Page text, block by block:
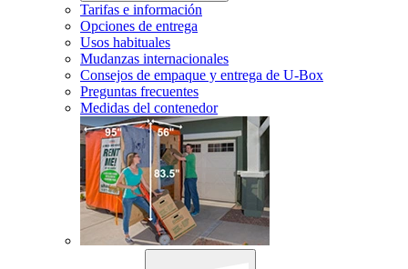
Tarifas e información
Opciones de entrega
Usos habituales
Mudanzas internacionales
Consejos de empaque y entrega de U-Box
Preguntas frecuentes
Medidas del contenedor